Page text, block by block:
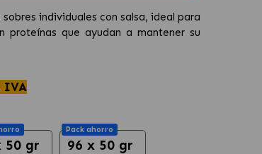
individuales con salsa, ideal para
proteínas que ayudan a mantener su
IVA
50 gr
Pack ahorro
96 x 50 gr